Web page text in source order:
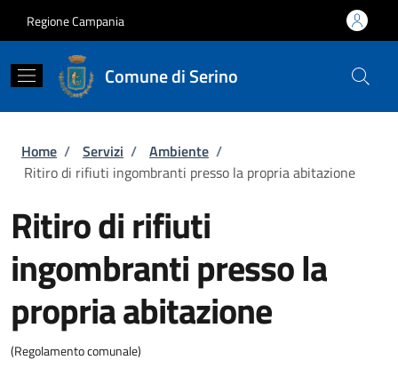
Regione Campania
Comune di Serino
Briciole di pane
Home / Servizi / Ambiente /
Ritiro di rifiuti ingombranti presso la propria abitazione
Ritiro di rifiuti
ingombranti presso la
propria abitazione
(Regolamento comunale)